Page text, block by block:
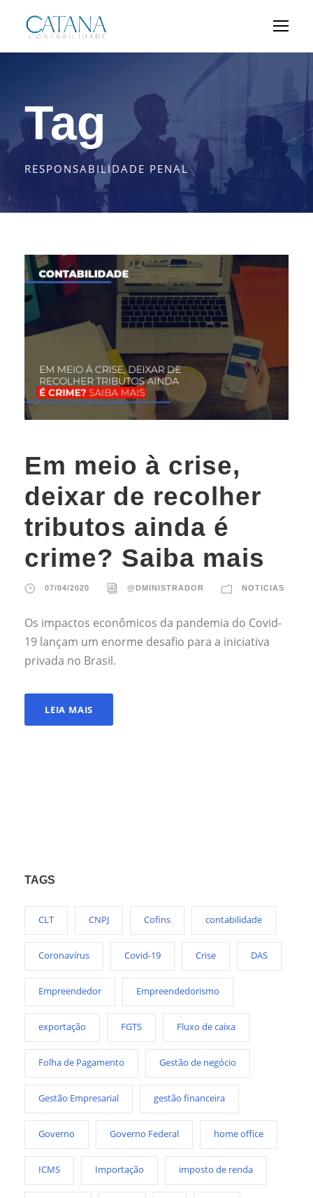
Tag
RESPONSABILIDADE PENAL
Em meio à crise,
deixar de recolher
tributos ainda é
crime? Saiba mais
07/04/2020 @DMINISTRADOR NOTICIAS
Os impactos econômicos da pandemia do Covid-
19 lançam um enorme desafio para a iniciativa
privada no Brasil.
LEIA MAIS
TAGS
CLT CNPJ Cofins contabilidade
Coronavírus Covid-19 Crise DAS
Empreendedor Empreendedorismo
exportação FGTS Fluxo de caixa
Folha de Pagamento Gestão de negócio
Gestão Empresarial gestão financeira
Governo Governo Federal home office
ICMS Importação imposto de renda